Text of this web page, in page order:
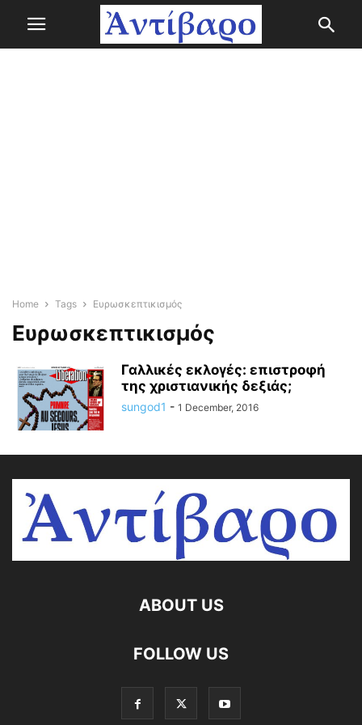
Home Tags Ευρωσκεπτικισμός
Ευρωσκεπτικισμός
Γαλλικές εκλογές: επιστροφή
της χριστιανικής δεξιάς;
sungod1 - 1 December, 2016
ABOUT US
FOLLOW US